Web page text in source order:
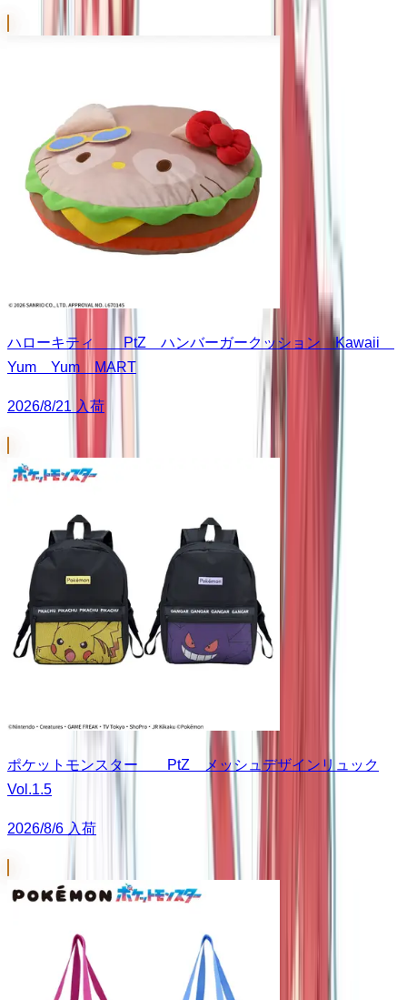
ハローキティ PtZ ハンバーガークッション Kawaii
Yum Yum MART
2026/8/21 入荷
ポケットモンスター PtZ メッシュデザインリュック
Vol.1.5
2026/8/6 入荷